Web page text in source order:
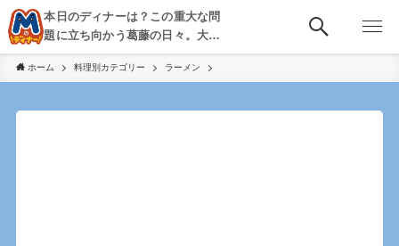
本日のディナーは？この重大な問
題に立ち向かう葛藤の日々。大
阪・京都・神戸を中心とした食べ
歩き、飲み歩きを綴る。
ホーム 料理別カテゴリー ラーメン